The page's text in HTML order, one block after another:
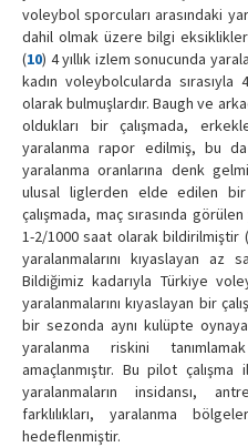
voleybol sporcuları arasındaki
dahil olmak üzere bilgi
(10) 4 yıllık izlem sonucunda
kadın voleybolcularda
olarak bulmuşlardır. Baugh ve
oldukları bir çalışmada,
yaralanma rapor edilmiş, bu
yaralanma oranlarına denk
ulusal liglerden elde edilen
çalışmada, maç sırasında
1-2/1000 saat olarak bildirilmiştir (
yaralanmalarını kıyaslayan az
Bildiğimiz kadarıyla Türkiye
yaralanmalarını kıyaslayan bir
bir sezonda aynı kulüpte
yaralanma riskini
amaçlanmıştır. Bu pilot
yaralanmaların insidansı,
farklılıkları, yaralanma
hedeflenmiştir.